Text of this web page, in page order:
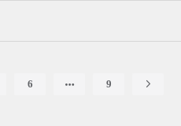
6 9